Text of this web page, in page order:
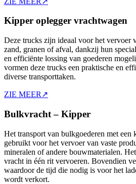
Kipper oplegger vrachtwagen
Deze trucks zijn ideaal voor het vervoer
zand, granen of afval, dankzij hun
en efficiënte lossing van goederen
vormen deze trucks een praktische en
diverse transporttaken.
ZIE MEER ↗
Bulkvracht – Kipper
Het transport van bulkgoederen met een
gebruikt voor het vervoer van vaste
mineralen of andere bouwmaterialen.
vracht in één rit vervoeren. Bovendien
waardoor de tijd die nodig is voor het
wordt verkort.